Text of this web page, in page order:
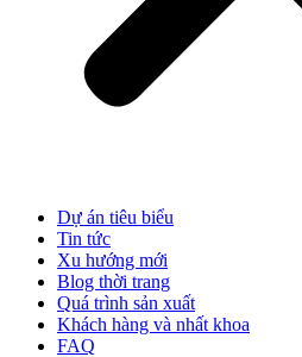
Dự án tiêu biểu
Tin tức
Xu hướng mới
Blog thời trang
Quá trình sản xuất
Khách hàng và nhất khoa
FAQ